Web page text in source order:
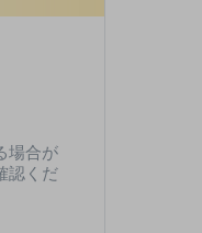
場合が
認くだ